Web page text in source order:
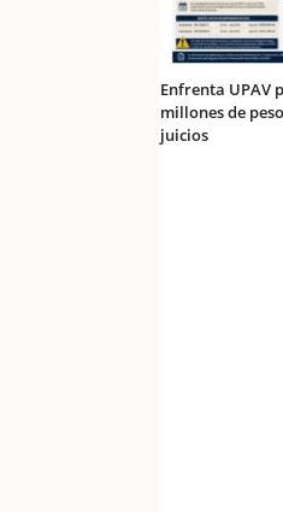
Enfrenta UPAV
millones de
juicios